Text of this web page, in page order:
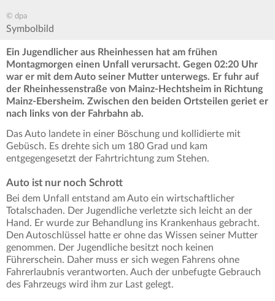
© dpa
Symbolbild
Ein Jugendlicher aus Rheinhessen hat am frühen
Montagmorgen einen Unfall verursacht. Gegen 02:20 Uhr
war er mit dem Auto seiner Mutter unterwegs. Er fuhr auf
der Rheinhessenstraße von Mainz-Hechtsheim in Richtung
Mainz-Ebersheim. Zwischen den beiden Ortsteilen geriet er
nach links von der Fahrbahn ab.
Das Auto landete in einer Böschung und kollidierte mit
Gebüsch. Es drehte sich um 180 Grad und kam
entgegengesetzt der Fahrtrichtung zum Stehen.
Auto ist nur noch Schrott
Bei dem Unfall entstand am Auto ein wirtschaftlicher
Totalschaden. Der Jugendliche verletzte sich leicht an der
Hand. Er wurde zur Behandlung ins Krankenhaus gebracht.
Den Autoschlüssel hatte er ohne das Wissen seiner Mutter
genommen. Der Jugendliche besitzt noch keinen
Führerschein. Daher muss er sich wegen Fahrens ohne
Fahrerlaubnis verantworten. Auch der unbefugte Gebrauch
des Fahrzeugs wird ihm zur Last gelegt.